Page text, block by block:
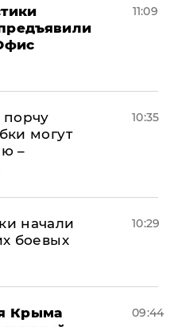
11:09
порчу
могут
–
10:35
начали
боевых
10:29
Крыма
09:44